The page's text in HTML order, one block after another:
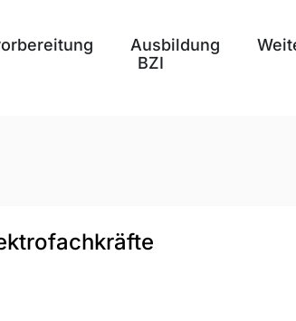
Ausbildung
BZI